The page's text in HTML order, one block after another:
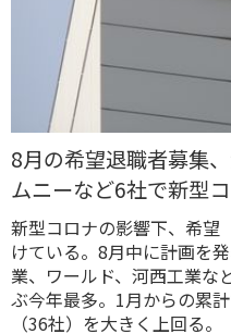
8月の希望退職者募集
ムニーなど6社で新型
新型コロナの影響下、希望
けている。8月中に計画を
業、ワールド、河西工業な
ぶ今年最多。1月からの累
（36社）を大きく上回る。